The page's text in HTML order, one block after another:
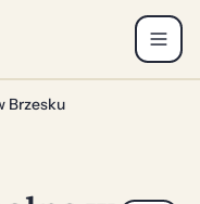
Brzesku